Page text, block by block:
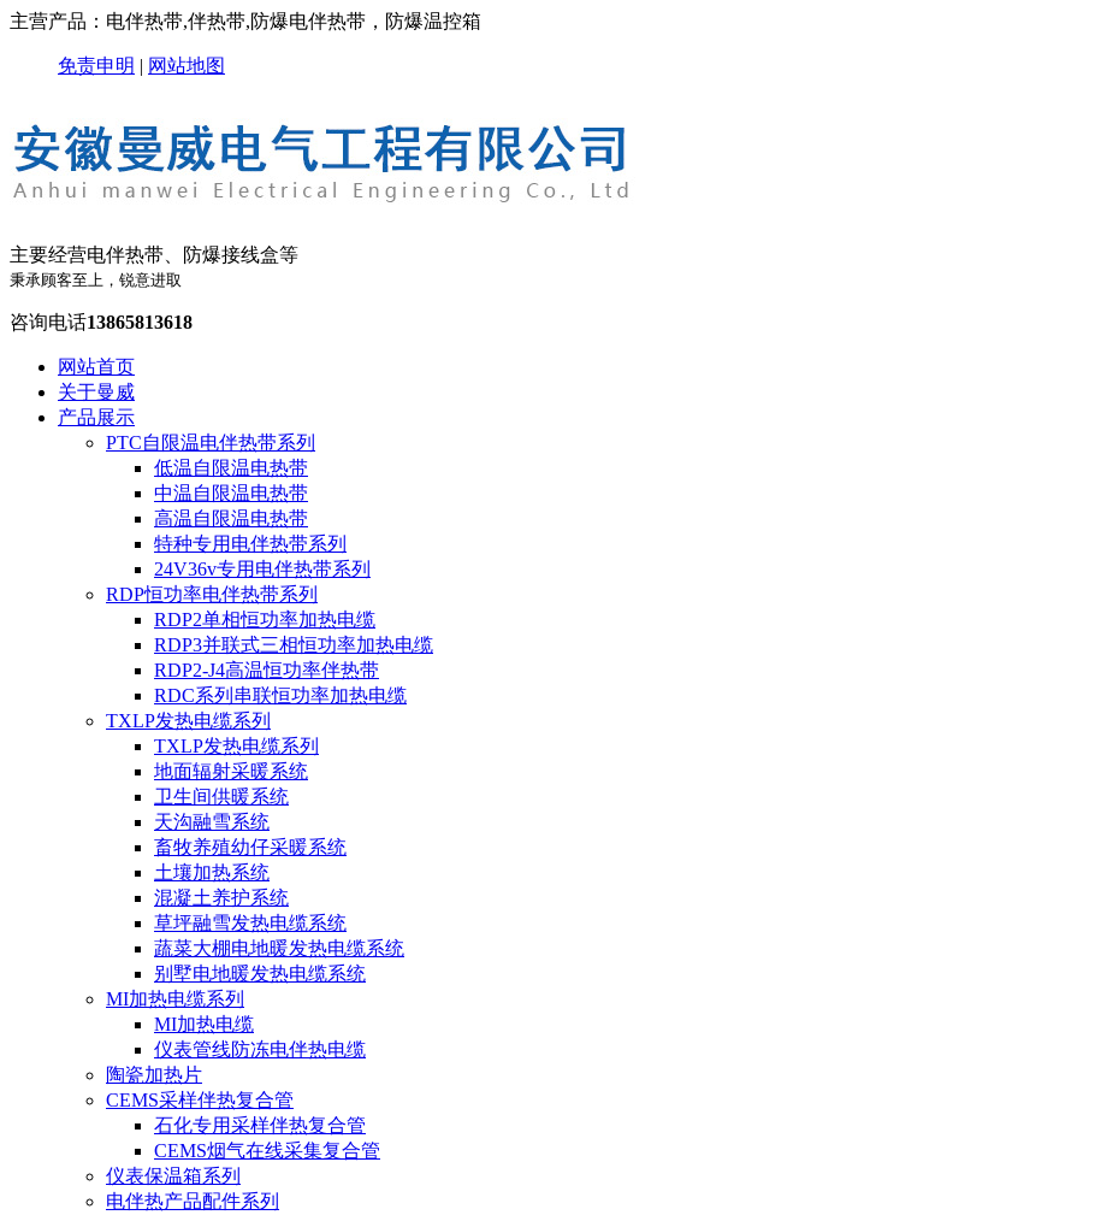
主营产品：电伴热带,伴热带,防爆电伴热带，防爆温控箱
免责申明 | 网站地图
主要经营电伴热带、防爆接线盒等
秉承顾客至上，锐意进取
咨询电话13865813618
网站首页
关于曼威
产品展示
PTC自限温电伴热带系列
低温自限温电热带
中温自限温电热带
高温自限温电热带
特种专用电伴热带系列
24V36v专用电伴热带系列
RDP恒功率电伴热带系列
RDP2单相恒功率加热电缆
RDP3并联式三相恒功率加热电缆
RDP2-J4高温恒功率伴热带
RDC系列串联恒功率加热电缆
TXLP发热电缆系列
TXLP发热电缆系列
地面辐射采暖系统
卫生间供暖系统
天沟融雪系统
畜牧养殖幼仔采暖系统
土壤加热系统
混凝土养护系统
草坪融雪发热电缆系统
蔬菜大棚电地暖发热电缆系统
别墅电地暖发热电缆系统
MI加热电缆系列
MI加热电缆
仪表管线防冻电伴热电缆
陶瓷加热片
CEMS采样伴热复合管
石化专用采样伴热复合管
CEMS烟气在线采集复合管
仪表保温箱系列
电伴热产品配件系列